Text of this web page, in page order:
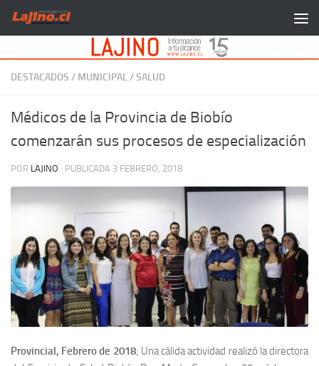
Saltar al contenido
DESTACADOS / MUNICIPAL/SALUD
Médicos de la Provincia de Biobío
comenzarán sus procesos de especialización
POR LAJINO · PUBLICADA 3 FEBRERO, 2018
Provincial, Febrero de 2018; Una cálida actividad realizó la directora